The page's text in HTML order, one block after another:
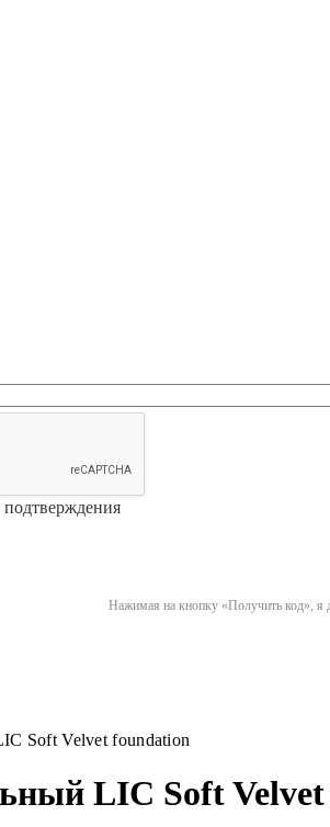
подтверждения
Нажимая на кнопку «Получить код», я
Soft Velvet foundation
LIC Soft